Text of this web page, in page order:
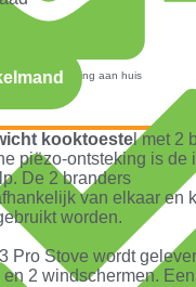
& levering aan huis
kooktoestel met 2
piëzo-ontsteking is de
De 2 branders
van elkaar en
worden.
Pro Stove wordt
en 2 windschermen.